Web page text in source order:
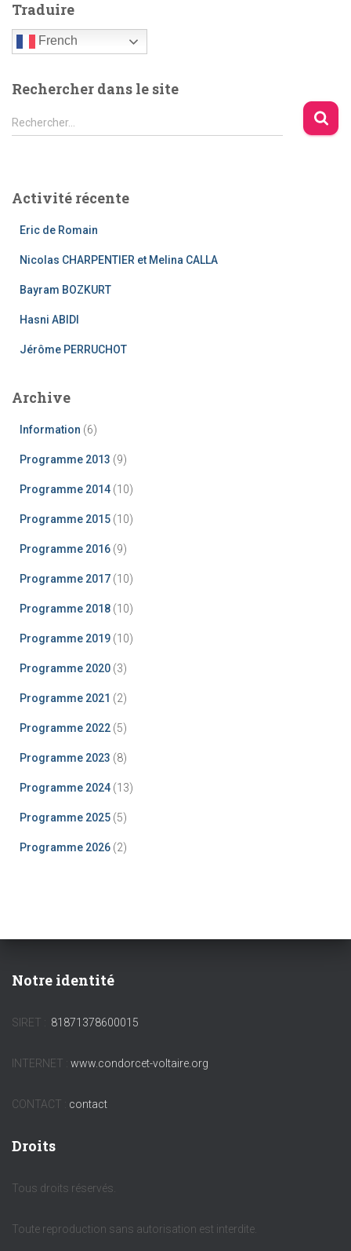
Traduire
French
Rechercher dans le site
R
e
r
Rechercher…
Activité récente
Eric de Romain
Nicolas CHARPENTIER et Melina CALLA
Bayram BOZKURT
Hasni ABIDI
Jérôme PERRUCHOT
Archive
Information (6)
Programme 2013 (9)
Programme 2014 (10)
Programme 2015 (10)
Programme 2016 (9)
Programme 2017 (10)
Programme 2018 (10)
Programme 2019 (10)
Programme 2020 (3)
Programme 2021 (2)
Programme 2022 (5)
Programme 2023 (8)
Programme 2024 (13)
Programme 2025 (5)
Programme 2026 (2)
Notre identité
SIRET : 81871378600015
INTERNET : www.condorcet-voltaire.org
CONTACT : contact
Droits
Tous droits réservés.
Toute reproduction sans autorisation est interdite.